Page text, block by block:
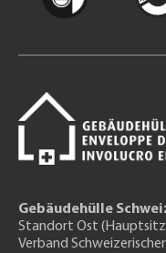
Gebäudehülle
Standort Ost
Verband